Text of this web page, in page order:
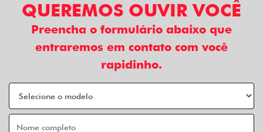
QUEREMOS OUVIR VOCÊ
Preencha o formulário abaixo que
entraremos em contato com você
rapidinho.